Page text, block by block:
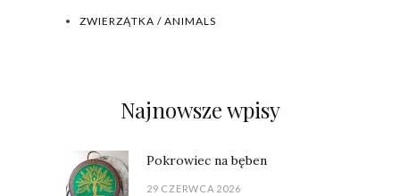
ZWIERZĄTKA / ANIMALS
Najnowsze wpisy
Pokrowiec na bęben
29 CZERWCA 2026